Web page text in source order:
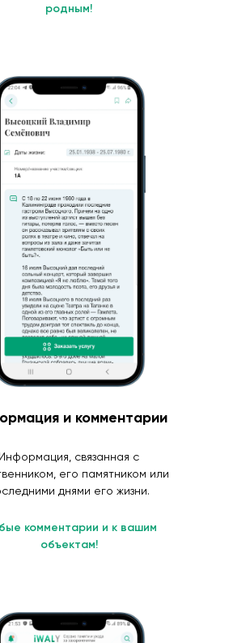
родным!
и комментарии
Информация, связанная с
его памятником или
днями его жизни.
комментарии и к вашим
объектам!